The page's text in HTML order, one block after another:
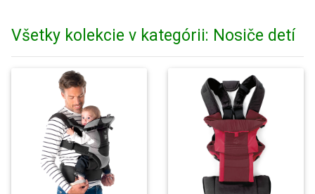
Všetky kolekcie v kategórii: Nosiče detí